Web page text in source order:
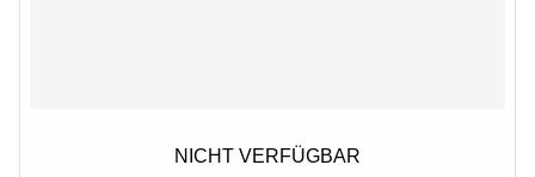
NICHT VERFÜGBAR
NICHT VERFÜGBAR